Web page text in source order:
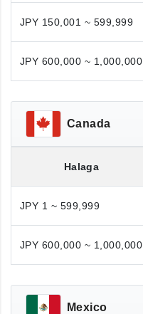
JPY 150,001 ~ 599,999
JPY 600,000 ~ 1,000,000
Canada
Halaga
JPY 1 ~ 599,999
JPY 600,000 ~ 1,000,000
Mexico